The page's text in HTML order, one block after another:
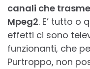
canali che
Mpeg2. E’ tutto o
effetti ci sono
funzionanti, che
Purtroppo, non